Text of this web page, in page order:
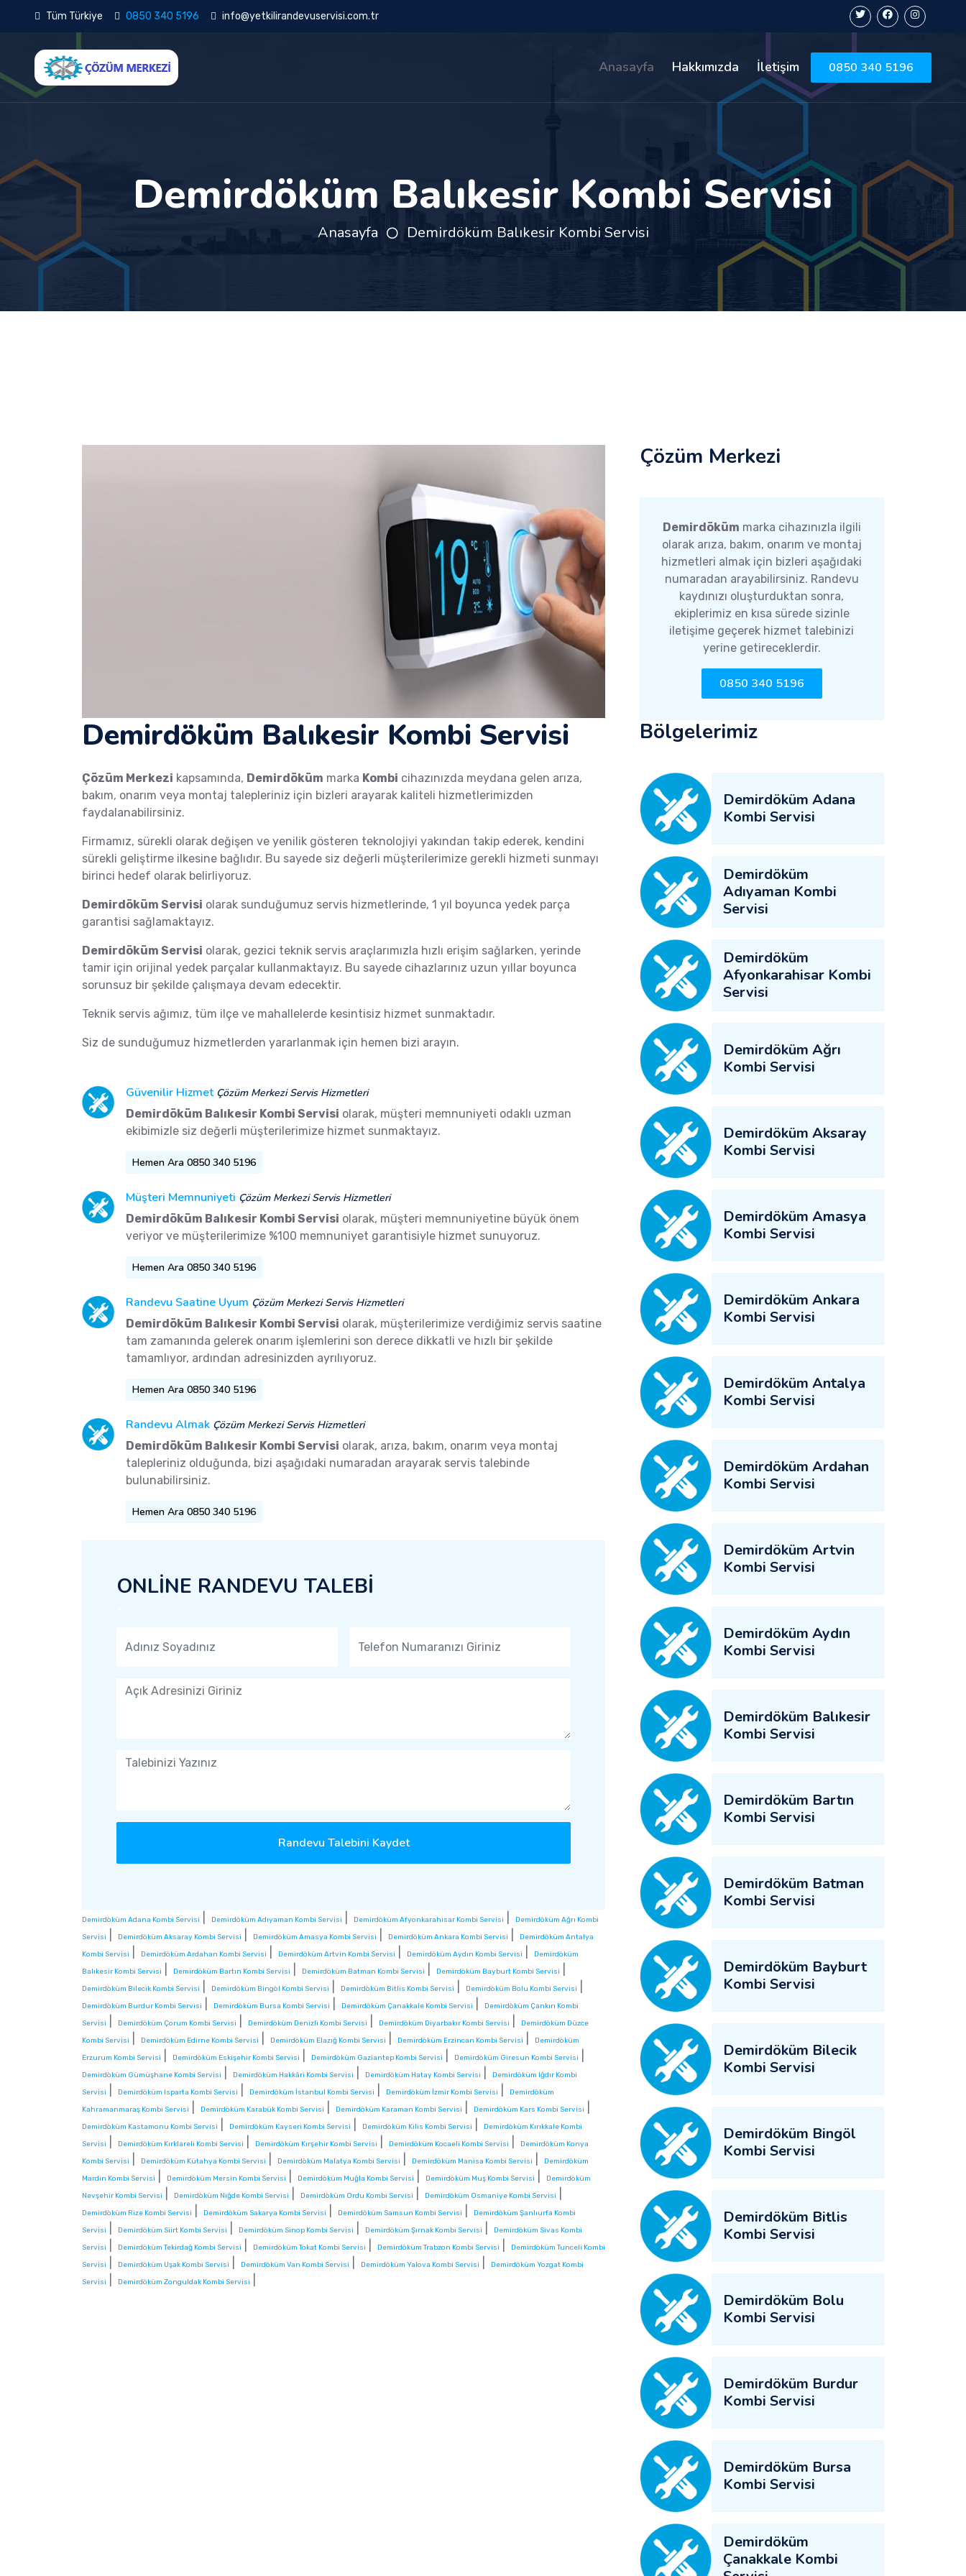
Tüm Türkiye 0850 340 5196 info@yetkilirandevuservisi.com.tr
Anasayfa Hakkımızda İletişim 0850 340 5196
Demirdöküm Balıkesir Kombi Servisi
Anasayfa Demirdöküm Balıkesir Kombi Servisi
Demirdöküm Balıkesir Kombi Servisi
Çözüm Merkezi kapsamında, Demirdöküm marka Kombi cihazınızda meydana gelen arıza,
bakım, onarım veya montaj talepleriniz için bizleri arayarak kaliteli hizmetlerimizden
faydalanabilirsiniz.
Firmamız, sürekli olarak değişen ve yenilik gösteren teknolojiyi yakından takip ederek, kendini
sürekli geliştirme ilkesine bağlıdır. Bu sayede siz değerli müşterilerimize gerekli hizmeti sunmayı
birinci hedef olarak belirliyoruz.
Demirdöküm Servisi olarak sunduğumuz servis hizmetlerinde, 1 yıl boyunca yedek parça
garantisi sağlamaktayız.
Demirdöküm Servisi olarak, gezici teknik servis araçlarımızla hızlı erişim sağlarken, yerinde
tamir için orijinal yedek parçalar kullanmaktayız. Bu sayede cihazlarınız uzun yıllar boyunca
sorunsuz bir şekilde çalışmaya devam edecektir.
Teknik servis ağımız, tüm ilçe ve mahallelerde kesintisiz hizmet sunmaktadır.
Siz de sunduğumuz hizmetlerden yararlanmak için hemen bizi arayın.
Güvenilir Hizmet Çözüm Merkezi Servis Hizmetleri
Demirdöküm Balıkesir Kombi Servisi olarak, müşteri memnuniyeti odaklı uzman
ekibimizle siz değerli müşterilerimize hizmet sunmaktayız.
Hemen Ara 0850 340 5196
Müşteri Memnuniyeti Çözüm Merkezi Servis Hizmetleri
Demirdöküm Balıkesir Kombi Servisi olarak, müşteri memnuniyetine büyük önem
veriyor ve müşterilerimize %100 memnuniyet garantisiyle hizmet sunuyoruz.
Hemen Ara 0850 340 5196
Randevu Saatine Uyum Çözüm Merkezi Servis Hizmetleri
Demirdöküm Balıkesir Kombi Servisi olarak, müşterilerimize verdiğimiz servis saatine
tam zamanında gelerek onarım işlemlerini son derece dikkatli ve hızlı bir şekilde
tamamlıyor, ardından adresinizden ayrılıyoruz.
Hemen Ara 0850 340 5196
Randevu Almak Çözüm Merkezi Servis Hizmetleri
Demirdöküm Balıkesir Kombi Servisi olarak, arıza, bakım, onarım veya montaj
talepleriniz olduğunda, bizi aşağıdaki numaradan arayarak servis talebinde
bulunabilirsiniz.
Hemen Ara 0850 340 5196
ONLİNE RANDEVU TALEBİ
Randevu Talebini Kaydet
Demirdöküm Adana Kombi Servisi Demirdöküm Adıyaman Kombi Servisi Demirdöküm Afyonkarahisar Kombi Servisi
Demirdöküm Ağrı Kombi
Servisi
Demirdöküm Aksaray Kombi Servisi Demirdöküm Amasya Kombi Servisi Demirdöküm Ankara Kombi Servisi
Demirdöküm Antalya
Kombi Servisi
Demirdöküm Ardahan Kombi Servisi Demirdöküm Artvin Kombi Servisi Demirdöküm Aydın Kombi Servisi
Demirdöküm
Balıkesir Kombi Servisi
Demirdöküm Bartın Kombi Servisi Demirdöküm Batman Kombi Servisi Demirdöküm Bayburt Kombi Servisi
Demirdöküm Bilecik Kombi Servisi Demirdöküm Bingöl Kombi Servisi Demirdöküm Bitlis Kombi Servisi Demirdöküm Bolu Kombi Servisi
Demirdöküm Burdur Kombi Servisi Demirdöküm Bursa Kombi Servisi Demirdöküm Çanakkale Kombi Servisi
Demirdöküm Çankırı Kombi
Servisi
Demirdöküm Çorum Kombi Servisi Demirdöküm Denizli Kombi Servisi Demirdöküm Diyarbakır Kombi Servisi
Demirdöküm Düzce
Kombi Servisi
Demirdöküm Edirne Kombi Servisi Demirdöküm Elazığ Kombi Servisi Demirdöküm Erzincan Kombi Servisi
Demirdöküm
Erzurum Kombi Servisi
Demirdöküm Eskişehir Kombi Servisi Demirdöküm Gaziantep Kombi Servisi Demirdöküm Giresun Kombi Servisi
Demirdöküm Gümüşhane Kombi Servisi Demirdöküm Hakkâri Kombi Servisi Demirdöküm Hatay Kombi Servisi
Demirdöküm Iğdır Kombi
Servisi
Demirdöküm Isparta Kombi Servisi Demirdöküm İstanbul Kombi Servisi Demirdöküm İzmir Kombi Servisi
Demirdöküm
Kahramanmaraş Kombi Servisi
Demirdöküm Karabük Kombi Servisi Demirdöküm Karaman Kombi Servisi Demirdöküm Kars Kombi Servisi
Demirdöküm Kastamonu Kombi Servisi Demirdöküm Kayseri Kombi Servisi Demirdöküm Kilis Kombi Servisi
Demirdöküm Kırıkkale Kombi
Servisi
Demirdöküm Kırklareli Kombi Servisi Demirdöküm Kırşehir Kombi Servisi Demirdöküm Kocaeli Kombi Servisi
Demirdöküm Konya
Kombi Servisi
Demirdöküm Kütahya Kombi Servisi Demirdöküm Malatya Kombi Servisi Demirdöküm Manisa Kombi Servisi
Demirdöküm
Mardin Kombi Servisi
Demirdöküm Mersin Kombi Servisi Demirdöküm Muğla Kombi Servisi Demirdöküm Muş Kombi Servisi
Demirdöküm
Nevşehir Kombi Servisi
Demirdöküm Niğde Kombi Servisi Demirdöküm Ordu Kombi Servisi Demirdöküm Osmaniye Kombi Servisi
Demirdöküm Rize Kombi Servisi Demirdöküm Sakarya Kombi Servisi Demirdöküm Samsun Kombi Servisi
Demirdöküm Şanlıurfa Kombi
Servisi
Demirdöküm Siirt Kombi Servisi Demirdöküm Sinop Kombi Servisi Demirdöküm Şırnak Kombi Servisi
Demirdöküm Sivas Kombi
Servisi
Demirdöküm Tekirdağ Kombi Servisi Demirdöküm Tokat Kombi Servisi Demirdöküm Trabzon Kombi Servisi
Demirdöküm Tunceli Kombi
Servisi
Demirdöküm Uşak Kombi Servisi Demirdöküm Van Kombi Servisi Demirdöküm Yalova Kombi Servisi
Demirdöküm Yozgat Kombi
Servisi
Demirdöküm Zonguldak Kombi Servisi
Çözüm Merkezi
Demirdöküm marka cihazınızla ilgili
olarak arıza, bakım, onarım ve montaj
hizmetleri almak için bizleri aşağıdaki
numaradan arayabilirsiniz. Randevu
kaydınızı oluşturduktan sonra,
ekiplerimiz en kısa sürede sizinle
iletişime geçerek hizmet talebinizi
yerine getireceklerdir.
0850 340 5196
Bölgelerimiz
Demirdöküm Adana
Kombi Servisi
Demirdöküm
Adıyaman Kombi
Servisi
Demirdöküm
Afyonkarahisar Kombi
Servisi
Demirdöküm Ağrı
Kombi Servisi
Demirdöküm Aksaray
Kombi Servisi
Demirdöküm Amasya
Kombi Servisi
Demirdöküm Ankara
Kombi Servisi
Demirdöküm Antalya
Kombi Servisi
Demirdöküm Ardahan
Kombi Servisi
Demirdöküm Artvin
Kombi Servisi
Demirdöküm Aydın
Kombi Servisi
Demirdöküm Balıkesir
Kombi Servisi
Demirdöküm Bartın
Kombi Servisi
Demirdöküm Batman
Kombi Servisi
Demirdöküm Bayburt
Kombi Servisi
Demirdöküm Bilecik
Kombi Servisi
Demirdöküm Bingöl
Kombi Servisi
Demirdöküm Bitlis
Kombi Servisi
Demirdöküm Bolu
Kombi Servisi
Demirdöküm Burdur
Kombi Servisi
Demirdöküm Bursa
Kombi Servisi
Demirdöküm
Çanakkale Kombi